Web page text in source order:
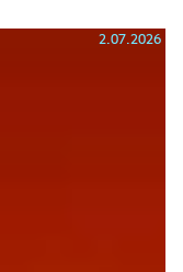
2.07.2026